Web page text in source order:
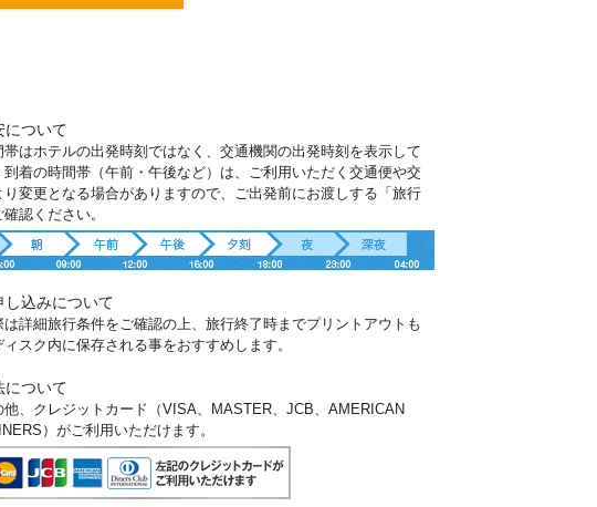
について
帯はホテルの出発時刻ではなく、交通機関の出発時刻を表示して
到着の時間帯（午前・午後など）は、ご利用いただく交通便や交
変更となる場合がありますので、ご出発前にお渡しする「旅行
認ください。
込みについて
は詳細旅行条件をご確認の上、旅行終了時までプリントアウトも
スク内に保存される事をおすすめします。
について
他、クレジットカード（VISA、MASTER、JCB、AMERICAN
）がご利用いただけます。